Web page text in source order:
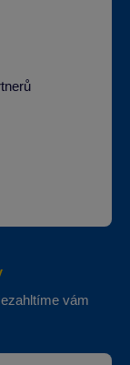
vám